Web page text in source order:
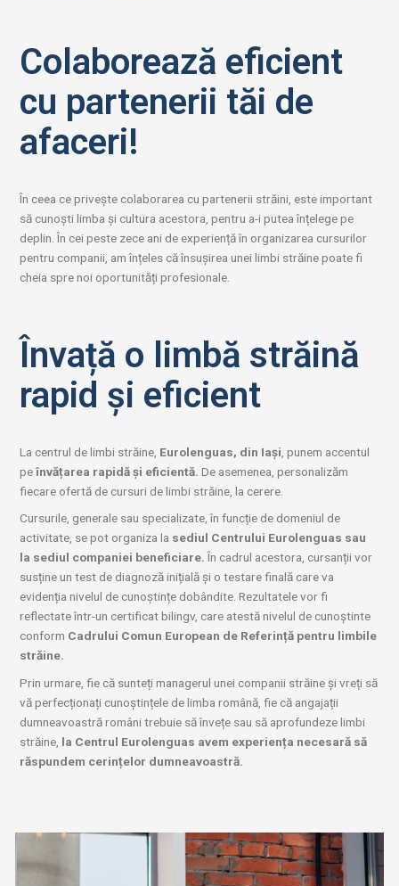
Colaborează eficient
cu partenerii tăi de
afaceri!
În ceea ce privește colaborarea cu partenerii străini, este important
să cunoști limba și cultura acestora, pentru a-i putea înțelege pe
deplin. În cei peste zece ani de experiență în organizarea cursurilor
pentru companii, am înțeles că însușirea unei limbi străine poate fi
cheia spre noi oportunități profesionale.
Învață o limbă străină
rapid și eficient
La centrul de limbi străine, Eurolenguas, din Iași , punem accentul
peînvățarea rapidă și eficientă. De asemenea, personalizăm
fiecare ofertă de cursuri de limbi străine, la cerere.
Cursurile, generale sau specializate, în funcție de domeniul de
activitate, se pot organiza la sediul Centrului Eurolenguas sau
la sediul companiei beneficiare.În cadrul acestora, cursanții vor
susține un test de diagnoză inițială și o testare finală care va
evidenția nivelul de cunoștințe dobândite. Rezultatele vor fi
reflectate într-un certificat bilingv, care atestă nivelul de cunoștinte
conform Cadrului Comun European de Referință pentru limbile
străine.
Prin urmare, fie că sunteți managerul unei companii străine și vreți să
vă perfecționați cunoștințele de limba română, fie că angajații
dumneavoastră români trebuie să învețe sau să aprofundeze limbi
străine, la Centrul Eurolenguas avem experiența necesară să
răspundem cerințelor dumneavoastră.